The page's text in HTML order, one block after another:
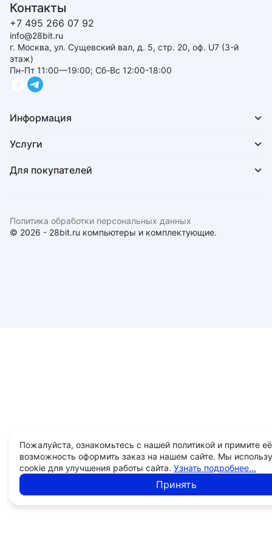
Контакты
+7 495 266 07 92
info@28bit.ru
г. Москва, ул. Сущевский вал, д. 5, стр. 20, оф. U7 (3-й
этаж)
Пн-Пт 11:00—19:00; Сб-Вс 12:00-18:00
Информация
Услуги
Для покупателей
© 2026 - 28bit.ru компьютеры и комплектующие.
Политика обработки персональных данных
Пожалуйста, ознакомьтесь с нашей политикой и примите
возможность оформить заказ на нашем сайте. Мы
cookie для улучшения работы сайта. Узнать подробнее...
Принять